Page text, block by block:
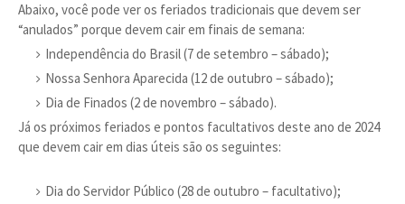
Abaixo, você pode ver os feriados tradicionais que devem ser
“anulados” porque devem cair em finais de semana:
Independência do Brasil (7 de setembro – sábado);
Nossa Senhora Aparecida (12 de outubro – sábado);
Dia de Finados (2 de novembro – sábado).
Já os próximos feriados e pontos facultativos deste ano de 2024
que devem cair em dias úteis são os seguintes:
Dia do Servidor Público (28 de outubro – facultativo);